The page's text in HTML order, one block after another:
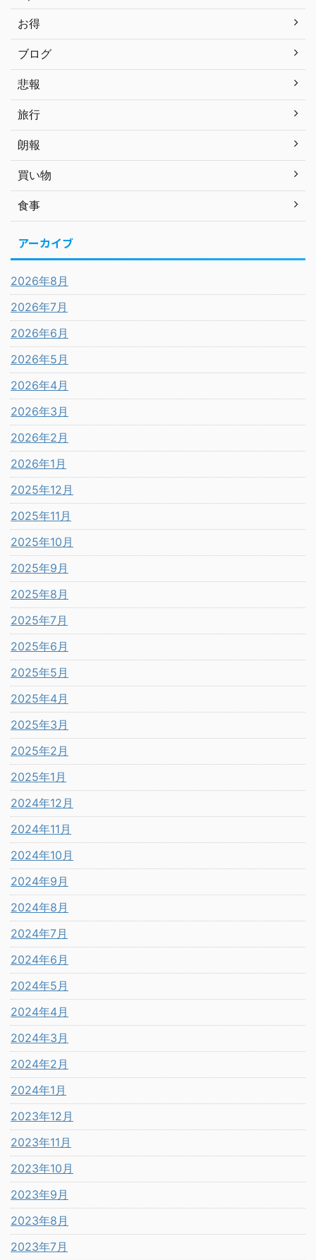
お得
ブログ
悲報
旅行
朗報
買い物
食事
アーカイブ
2026年8月
2026年7月
2026年6月
2026年5月
2026年4月
2026年3月
2026年2月
2026年1月
2025年12月
2025年11月
2025年10月
2025年9月
2025年8月
2025年7月
2025年6月
2025年5月
2025年4月
2025年3月
2025年2月
2025年1月
2024年12月
2024年11月
2024年10月
2024年9月
2024年8月
2024年7月
2024年6月
2024年5月
2024年4月
2024年3月
2024年2月
2024年1月
2023年12月
2023年11月
2023年10月
2023年9月
2023年8月
2023年7月